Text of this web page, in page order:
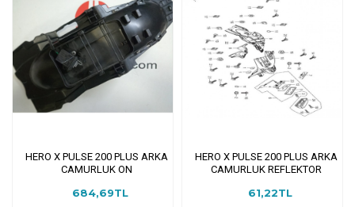
HERO X PULSE 200 PLUS ARKA
CAMURLUK ON
684,69TL
HERO X PULSE 200 PLUS ARKA
CAMURLUK REFLEKTOR
61,22TL